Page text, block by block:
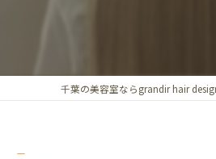
千葉の美容室ならgrandir hair